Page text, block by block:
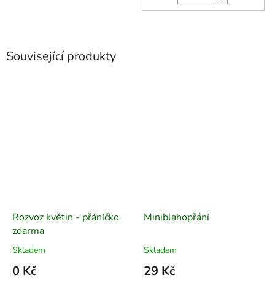
Související produkty
Rozvoz květin - přáníčko
zdarma
Skladem
0 Kč
Miniblahopřání
Skladem
29 Kč